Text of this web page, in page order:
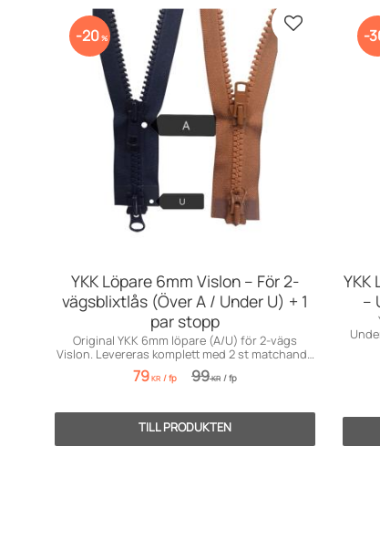
YKK Löpare 6mm Vislon – För 2-
vägsblixtlås (Över A / Under U) + 1
par stopp
Original YKK 6mm löpare (A/U) för 2-vägs
Vislon. Levereras komplett med 2 st matchande
överstopp.
79KR /fp 99KR /fp
20% Lägg till i
YKK
–